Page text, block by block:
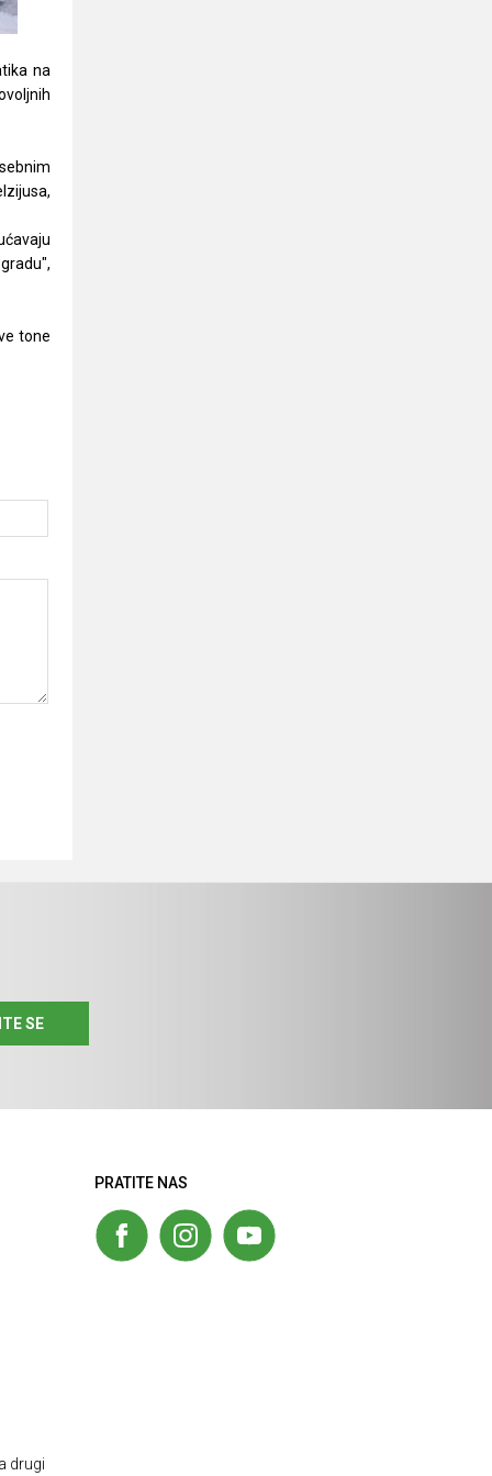
na
tone
SE
drugi
PRATITE NAS